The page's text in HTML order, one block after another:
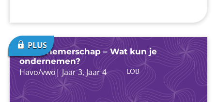
Ondernemerschap – Wat kun je
ondernemen?
Havo/vwo|Jaar 3, Jaar 4 LOB